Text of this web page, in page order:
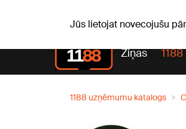
Jūs lietojat novecojušu
Ziņas
1188 uzņēmumu katalogs